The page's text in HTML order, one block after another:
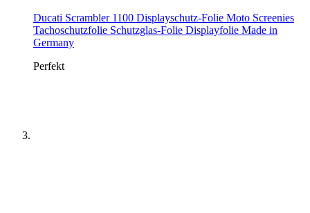
Ducati Scrambler 1100 Displayschutz-Folie Moto Screenies
Tachoschutzfolie Schutzglas-Folie Displayfolie Made in
Germany
Perfekt